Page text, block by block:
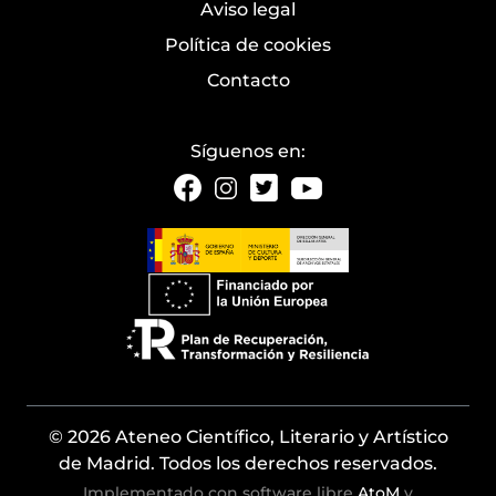
Aviso legal
Política de cookies
Contacto
Síguenos en:
© 2026 Ateneo Científico, Literario y Artístico
de Madrid. Todos los derechos reservados.